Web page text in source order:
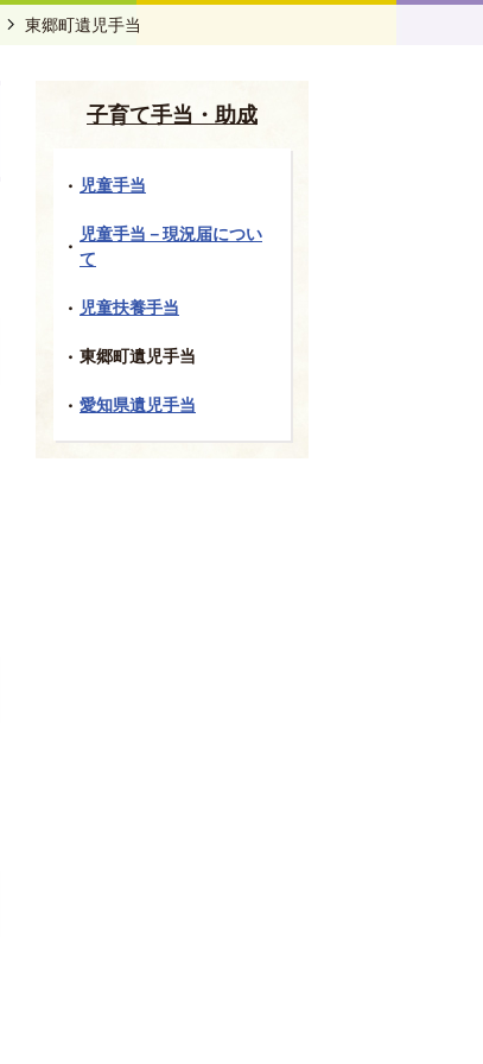
東郷町遺児手当
子育て手当・助成
児童手当
児童手当－現況届につい
て
児童扶養手当
東郷町遺児手当
愛知県遺児手当